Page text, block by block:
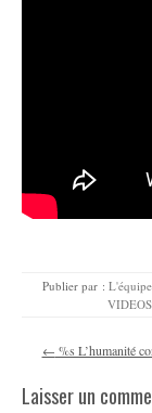
Publier par :
VIDEOS
Navigation des articles
← %s L’humanité
Laisser un